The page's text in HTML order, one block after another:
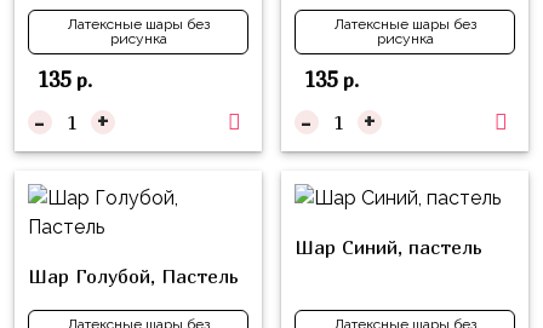
Латексные шары без
рисунка
135р.
- +
Латексные шары без
рисунка
135р.
- +
Шар Голубой, Пастель
Шар Синий, пастель
Сервировка
Свечи
Бумажный
декор
Колпачки,
ободки
Гудки
Папы,
Дедушки
Тропики
Поттер